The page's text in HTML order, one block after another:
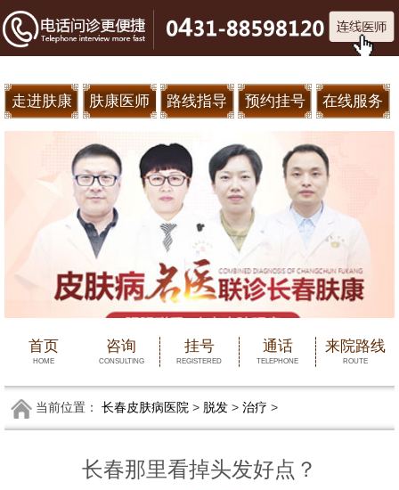
走进肤康 肤康医师 路线指导 预约挂号 在线服务
首页
HOME
咨询
CONSULTING
挂号
REGISTERED
通话
TELEPHONE
来院路线
ROUTE
当前位置： 长春皮肤病医院> 脱发> 治疗 >
长春那里看掉头发好点？